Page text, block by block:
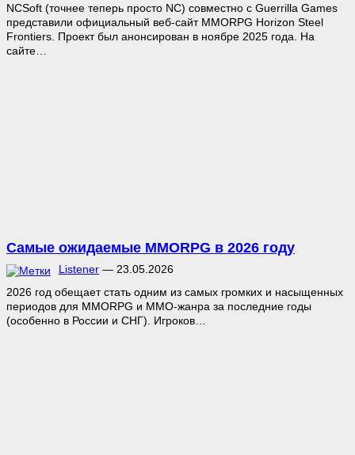
NCSoft (точнее теперь просто NC) совместно с Guerrilla Games
представили официальный веб-сайт MMORPG Horizon Steel
Frontiers. Проект был анонсирован в ноябре 2025 года. На
сайте…
Самые ожидаемые MMORPG в 2026 году
Listener — 23.05.2026
2026 год обещает стать одним из самых громких и насыщенных
периодов для MMORPG и MMO-жанра за последние годы
(особенно в России и СНГ). Игроков…